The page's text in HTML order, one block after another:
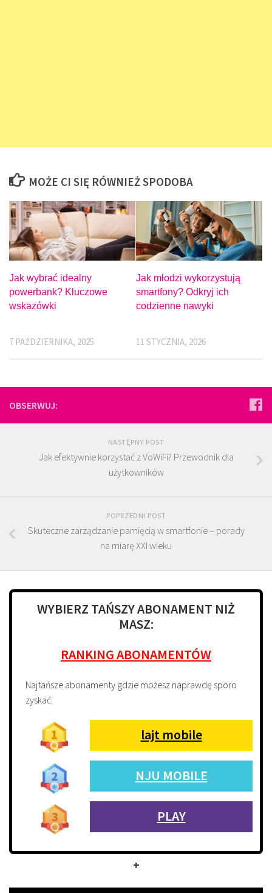
MOŻE CI SIĘ RÓWNIEŻ SPODOBA
Jak wybrać idealny
powerbank? Kluczowe
wskazówki
7 PAŹDZIERNIKA, 2025
Jak młodzi wykorzystują
smartfony? Odkryj ich
codzienne nawyki
11 STYCZNIA, 2026
OBSERWUJ:
NASTĘPNY POST
Jak efektywnie korzystać z VoWiFi? Przewodnik dla
użytkowników
POPRZEDNI POST
Skuteczne zarządzanie pamięcią w smartfonie – porady
na miarę XXI wieku
WYBIERZ TAŃSZY ABONAMENT NIŻ
MASZ:
RANKING ABONAMENTÓW
Najtańsze abonamenty gdzie możesz naprawdę sporo
zyskać:
lajt mobile
NJU MOBILE
PLAY
+